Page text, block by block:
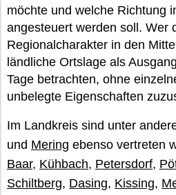
möchte und welche Richtung
angesteuert werden soll. Wer
Regionalcharakter in den
ländliche Ortslage als
Tage betrachten, ohne
unbelegte Eigenschaften
Im Landkreis sind unter
und Mering ebenso vertreten
Baar, Kühbach, Petersdorf,
Schiltberg, Dasing, Kissing,